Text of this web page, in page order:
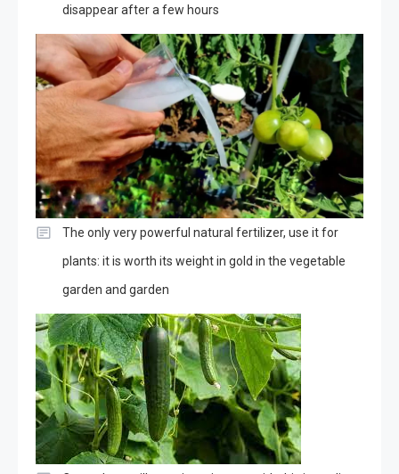
disappear after a few hours
The only very powerful natural fertilizer, use it for
plants: it is worth its weight in gold in the vegetable
garden and garden